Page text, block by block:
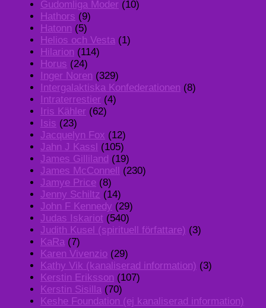
Gudomliga Moder (10)
Hathors (9)
Hatonn (5)
Helios och Vesta (1)
Hilarion (114)
Horus (24)
Inger Noren (329)
Intergalaktiska Konfederationen (8)
Intraterrestier (4)
Iris Kähler (62)
Isis (23)
Jacquelyn Fox (12)
Jahn J Kassl (105)
James Gilliland (19)
James McConnell (230)
Jamye Price (8)
Jenny Schiltz (14)
John F Kennedy (29)
Judas Iskariot (540)
Judith Kusel (spirituell författare) (3)
KaRa (7)
Karen Vivenzio (29)
Kathy Vik (kanaliserad information) (3)
Kerstin Eriksson (107)
Kerstin Sisilla (70)
Keshe Foundation (ej kanaliserad information)